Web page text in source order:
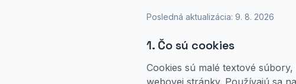
Posledná aktualizácia: 9. 8. 2026
1. Čo sú cookies
Cookies sú malé textové
webovej stránky. Používajú sa